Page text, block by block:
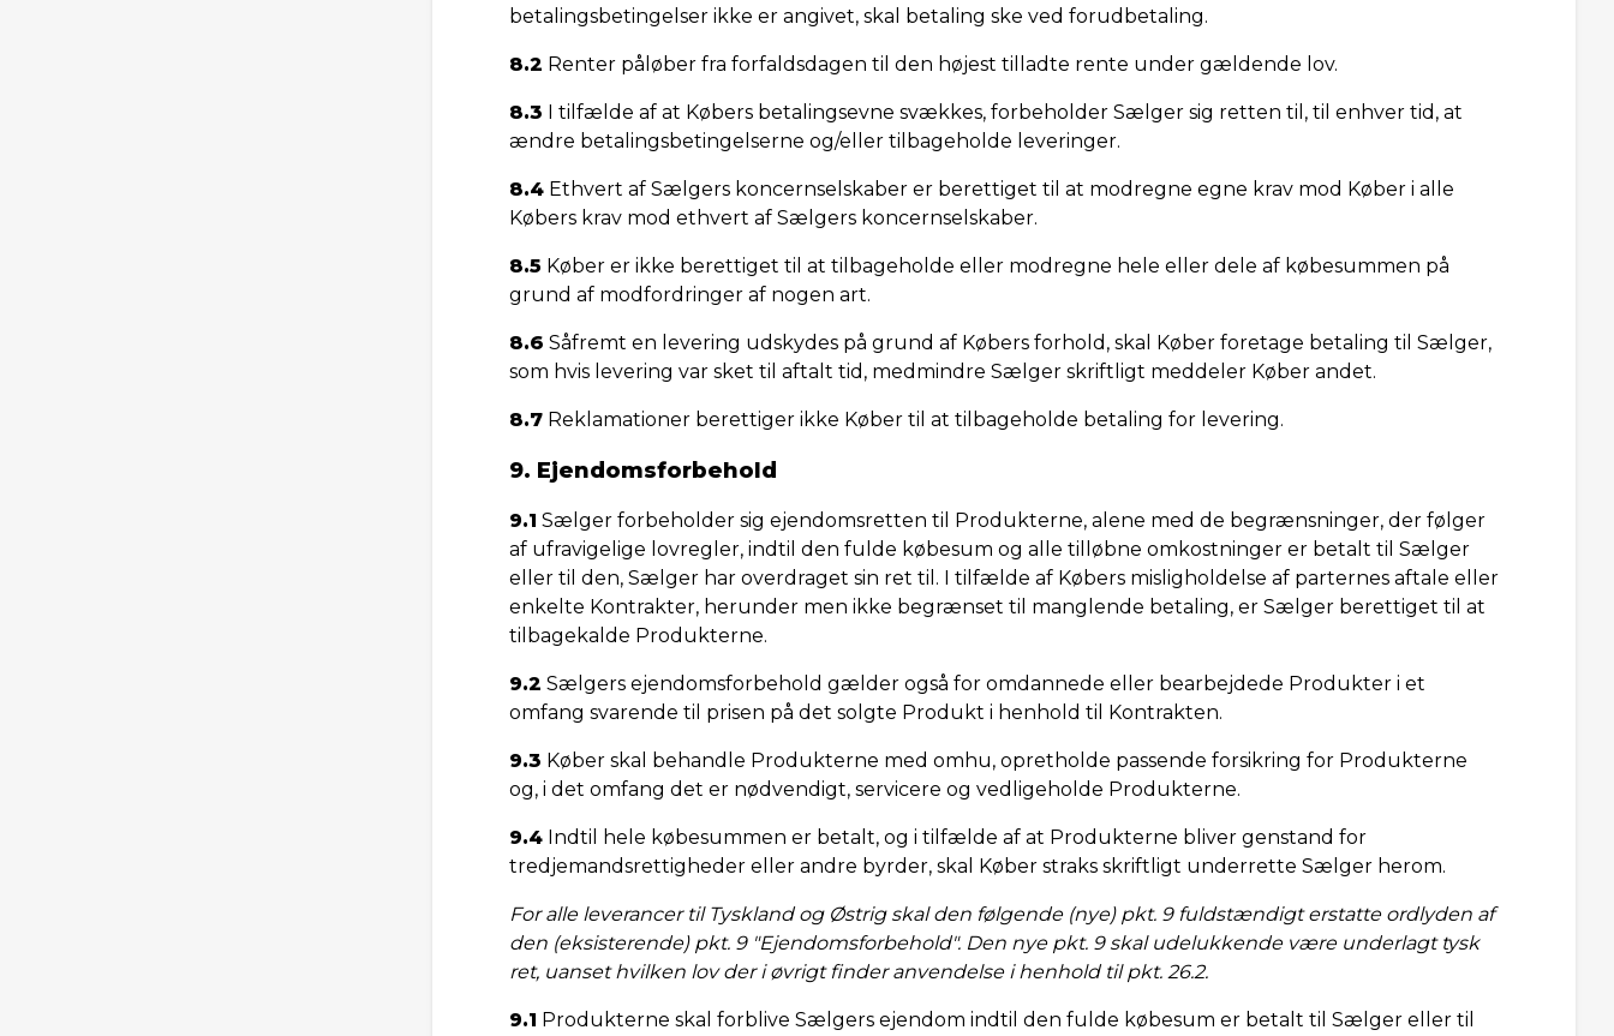
betalingsbetingelser ikke er angivet, skal betaling ske ved forudbetaling.
8.2 Renter påløber fra forfaldsdagen til den højest tilladte rente under gældende lov.
8.3 I tilfælde af at Købers betalingsevne svækkes, forbeholder Sælger sig retten til, til enhver tid, at
ændre betalingsbetingelserne og/eller tilbageholde leveringer.
8.4 Ethvert af Sælgers koncernselskaber er berettiget til at modregne egne krav mod Køber i alle
Købers krav mod ethvert af Sælgers koncernselskaber.
8.5 Køber er ikke berettiget til at tilbageholde eller modregne hele eller dele af købesummen på
grund af modfordringer af nogen art.
8.6 Såfremt en levering udskydes på grund af Købers forhold, skal Køber foretage betaling til Sælger,
som hvis levering var sket til aftalt tid, medmindre Sælger skriftligt meddeler Køber andet.
8.7 Reklamationer berettiger ikke Køber til at tilbageholde betaling for levering.
9. Ejendomsforbehold
9.1 Sælger forbeholder sig ejendomsretten til Produkterne, alene med de begrænsninger, der følger
af ufravigelige lovregler, indtil den fulde købesum og alle tilløbne omkostninger er betalt til Sælger
eller til den, Sælger har overdraget sin ret til. I tilfælde af Købers misligholdelse af parternes aftale eller
enkelte Kontrakter, herunder men ikke begrænset til manglende betaling, er Sælger berettiget til at
tilbagekalde Produkterne.
9.2 Sælgers ejendomsforbehold gælder også for omdannede eller bearbejdede Produkter i et
omfang svarende til prisen på det solgte Produkt i henhold til Kontrakten.
9.3 Køber skal behandle Produkterne med omhu, opretholde passende forsikring for Produkterne
og, i det omfang det er nødvendigt, servicere og vedligeholde Produkterne.
9.4 Indtil hele købesummen er betalt, og i tilfælde af at Produkterne bliver genstand for
tredjemandsrettigheder eller andre byrder, skal Køber straks skriftligt underrette Sælger herom.
For alle leverancer til Tyskland og Østrig skal den følgende (nye) pkt. 9 fuldstændigt erstatte ordlyden af
den (eksisterende) pkt. 9 "Ejendomsforbehold". Den nye pkt. 9 skal udelukkende være underlagt tysk
ret, uanset hvilken lov der i øvrigt finder anvendelse i henhold til pkt. 26.2.
9.1 Produkterne skal forblive Sælgers ejendom indtil den fulde købesum er betalt til Sælger eller til